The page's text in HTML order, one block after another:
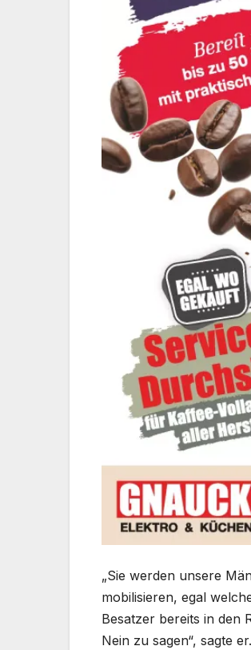
„Sie werden unsere
mobilisieren, egal
Besatzer bereits in den
Nein zu sagen“, sagte er.